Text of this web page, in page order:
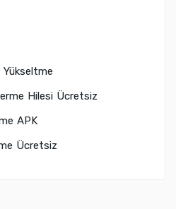
Hilesi Ücretsiz
APK
Ücretsiz